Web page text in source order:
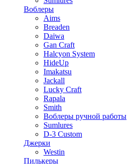
Воблеры
Aims
Breaden
Daiwa
Gan Craft
Halcyon System
HideUp
Imakatsu
Jackall
Lucky Craft
Rapala
Smith
Воблеры ручной работы
Sumlures
D-3 Custom
Джерки
Westin
Пилькеры